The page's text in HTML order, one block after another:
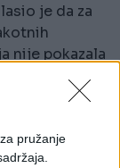
pružanje
je da za
nije pokazala